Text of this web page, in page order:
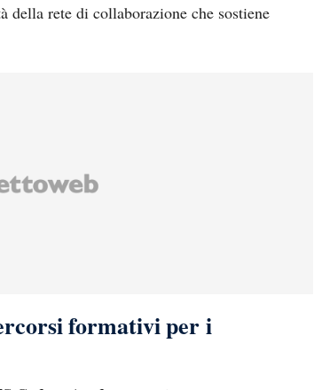
della rete di collaborazione che sostiene
formativi per i